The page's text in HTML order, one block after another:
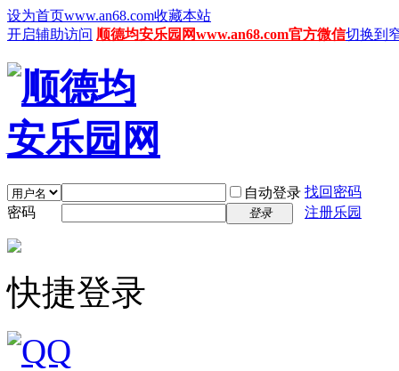
设为首页www.an68.com收藏本站
开启辅助访问 顺德均安乐园网www.an68.com官方微信切换到
自动登录 找回密码
密码
登录 注册乐园
快捷登录